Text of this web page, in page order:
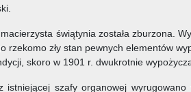
świątynia została zburzona.
zły stan pewnych elementów
skoro w 1901 r. dwukrotnie
szafy organowej wyrugowano